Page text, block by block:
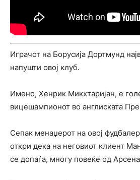
Играчот на Борусија Дортмунд
напушти овој клуб.
Имено, Хенрик Микхтаријан, е
вицешампионот во англиската
Сепак менаџерот на овој
откри дека на неговиот клиент
се допаѓа, многу повеќе од